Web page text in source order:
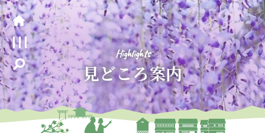
Highlights
見どころ案内